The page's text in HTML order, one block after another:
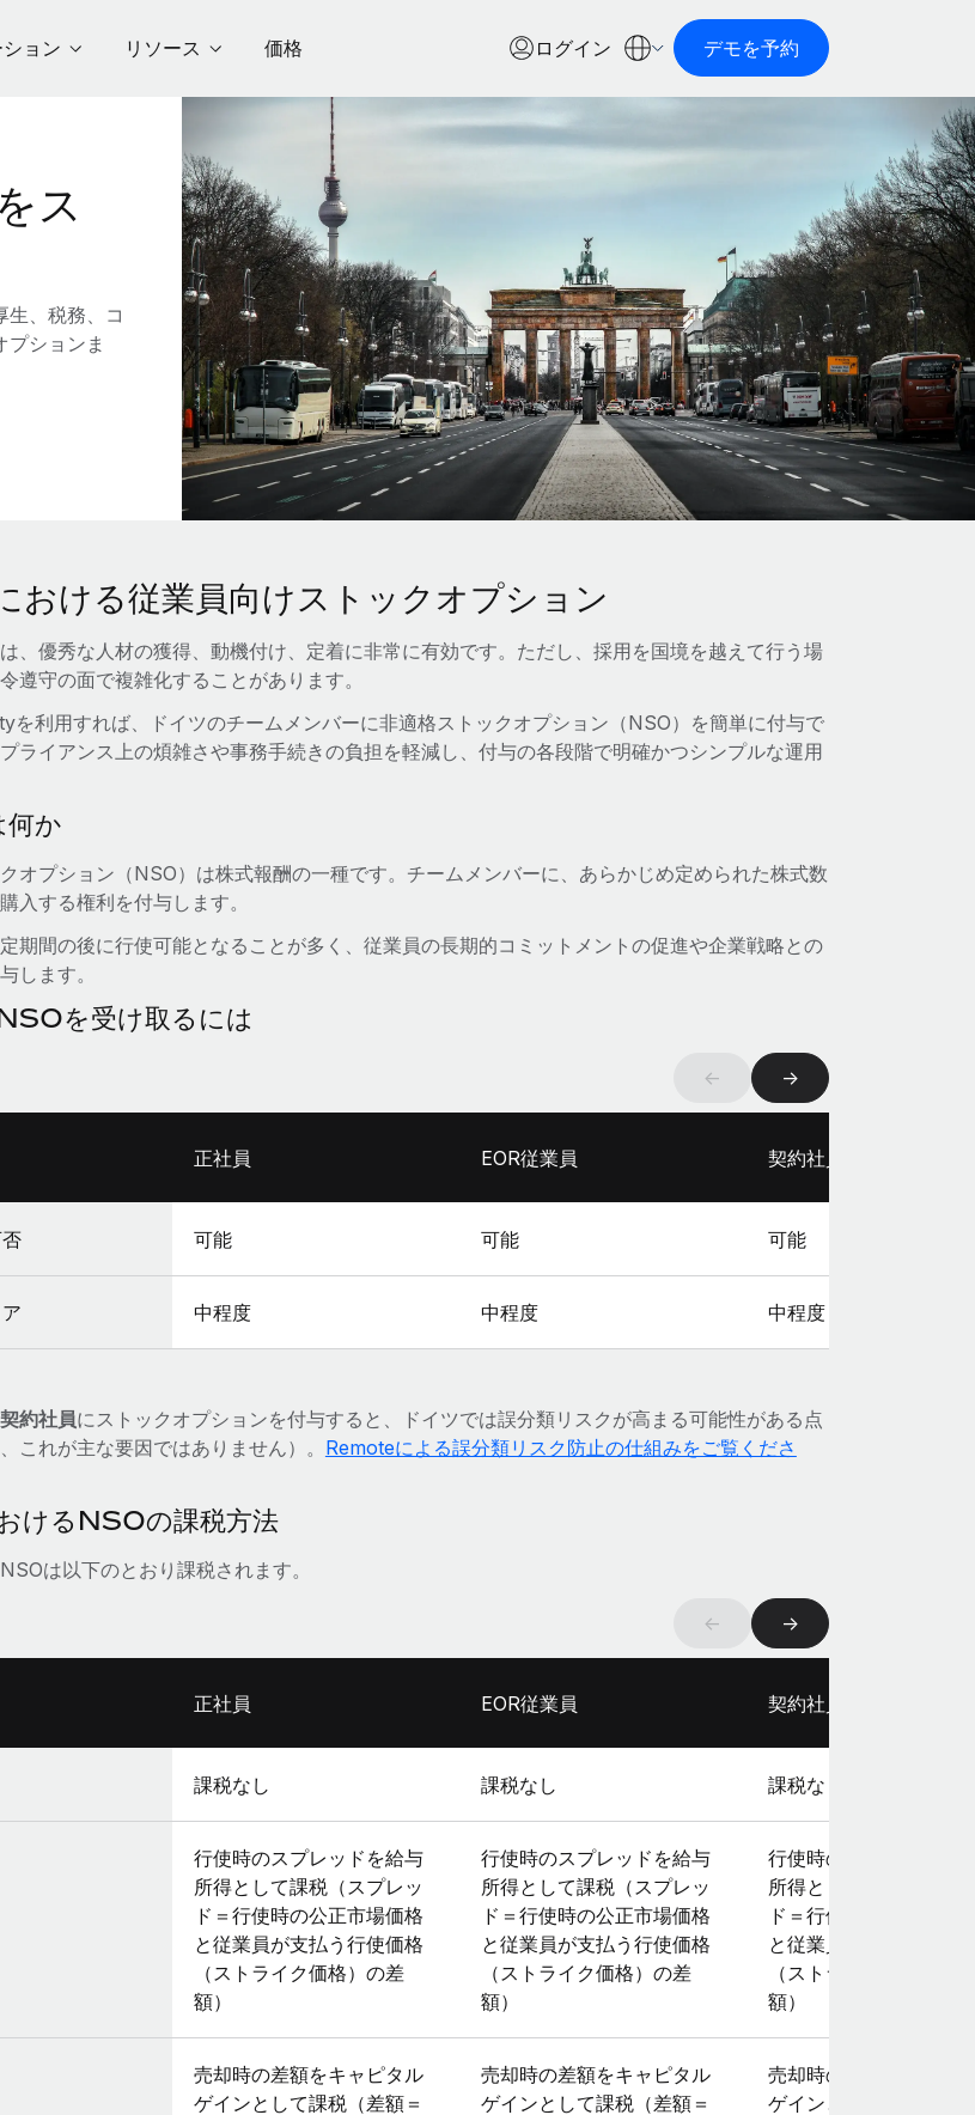
ョン リソース 価格 ログイン デモを予約
ス
生、税務、コ
ションま
おける従業員向けストックオプション
、優秀な人材の獲得、動機付け、定着に非常に有効です。ただし、採用を国境を越えて行う場
遵守の面で複雑化することがあります。
を利用すれば、ドイツのチームメンバーに非適格ストックオプション（NSO）を簡単に付与で
ライアンス上の煩雑さや事務手続きの負担を軽減し、付与の各段階で明確かつシンプルな運用
か
オプション（NSO）は株式報酬の一種です。チームメンバーに、あらかじめ定められた株式数
入する権利を付与します。
期間の後に行使可能となることが多く、従業員の長期的コミットメントの促進や企業戦略との
します。
を受け取るには
← →
正社員 EOR従業員 契約社員
可能 可能 可能
中程度 中程度 中程度
契約社員にストックオプションを付与すると、ドイツでは誤分類リスクが高まる可能性がある点
これが主な要因ではありません）。 Remoteによる誤分類リスク防止の仕組みをご覧くださ
けるNSOの課税方法
は以下のとおり課税されます。
← →
正社員 EOR従業員 契約社員
課税なし 課税なし 課税なし
行使時のスプレッドを給与
所得として課税（スプレッ
ド＝行使時の公正市場価格
と従業員が支払う行使価格
（ストライク価格）の差
額）
行使時のスプレッドを給与
所得として課税（スプレッ
ド＝行使時の公正市場価格
と従業員が支払う行使価格
（ストライク価格）の差
額）
行使時のスプレッドを
所得として課税（スプ
ド＝行使時の公正市場
と従業員が支払う行使
（ストライク価格）の
額）
売却時の差額をキャピタル
ゲインとして課税（差額＝
売却時の差額をキャピタル
ゲインとして課税（差額＝
売却時の差額をキャピ
ゲインとして課税（差